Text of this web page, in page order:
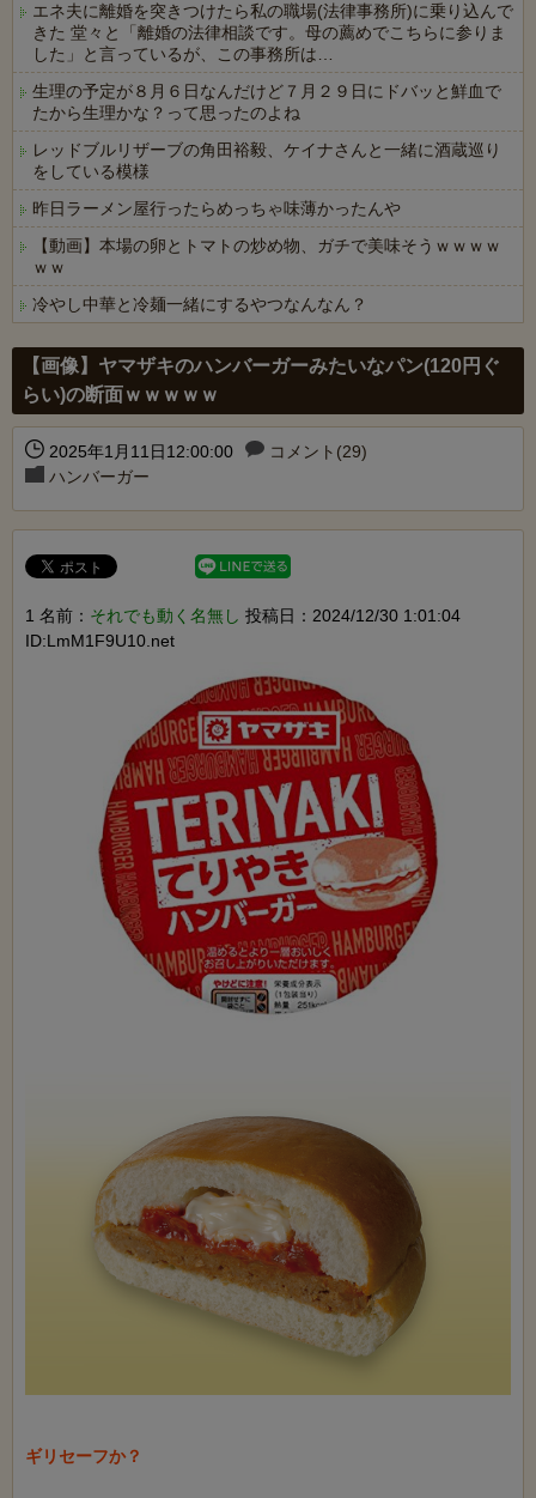
エネ夫に離婚を突きつけたら私の職場(法律事務所)に乗り込んで
きた 堂々と「離婚の法律相談です。母の薦めでこちらに参りま
した」と言っているが、この事務所は…
生理の予定が８月６日なんだけど７月２９日にドバッと鮮血で
たから生理かな？って思ったのよね
レッドブルリザーブの角田裕毅、ケイナさんと一緒に酒蔵巡り
をしている模様
昨日ラーメン屋行ったらめっちゃ味薄かったんや
【動画】本場の卵とトマトの炒め物、ガチで美味そうｗｗｗｗ
ｗｗ
冷やし中華と冷麺一緒にするやつなんなん？
【画像】ヤマザキのハンバーガーみたいなパン(120円ぐ
らい)の断面ｗｗｗｗｗ
2025年1月11日12:00:00
コメント(29)
ハンバーガー
1 名前： それでも動く名無し 投稿日：2024/12/30 1:01:04
ID:LmM1F9U10.net
ギリセーフか？